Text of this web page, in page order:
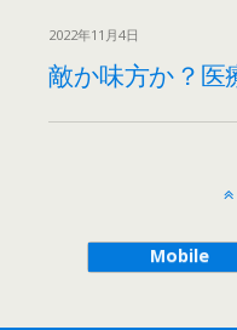
2022年11月4日
敵か味方か？医
Mobile